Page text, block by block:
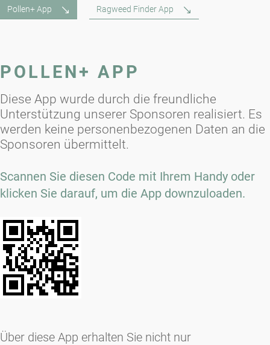
Pollen+ App Ragweed Finder App
POLLEN+ APP
Diese App wurde durch die freundliche
Unterstützung unserer Sponsoren realisiert. Es
werden keine personenbezogenen Daten an die
Sponsoren übermittelt.
Scannen Sie diesen Code mit Ihrem Handy oder
klicken Sie darauf, um die App downzuloaden.
Über diese App erhalten Sie nicht nur